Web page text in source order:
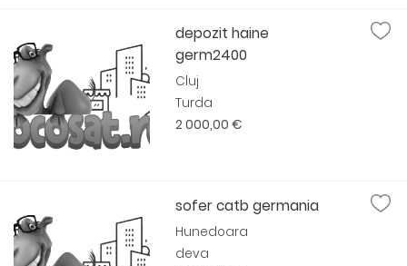
depozit haine
germ2400
Cluj
Turda
2 000,00 €
sofer catb germania
Hunedoara
deva